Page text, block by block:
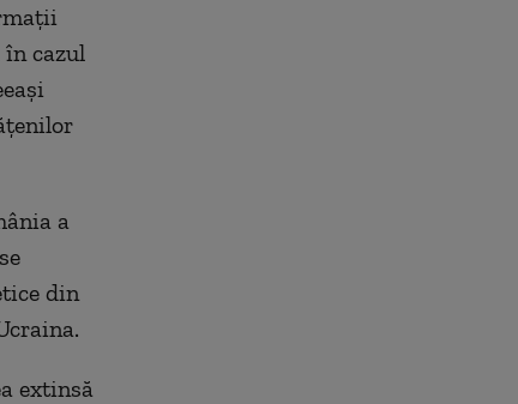
cazul
a
din
extinsă